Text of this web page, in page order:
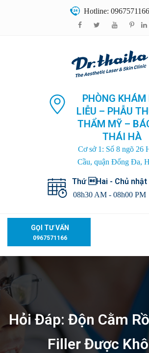
Hotline: 0967571166
PHÒNG KHÁM
LIỄU – PHẪU
THẨM MỸ –
THÁI HÀ
Cơ sở 1: Số 8 ngõ 26
Cầu, quận Đống Đa,
Thứ Hai - Chủ nhật
08h30 AM - 08h00 PM
GỌI TƯ VẤN
0967571166
Hỏi Đáp: Độn Cằm
Filler Được